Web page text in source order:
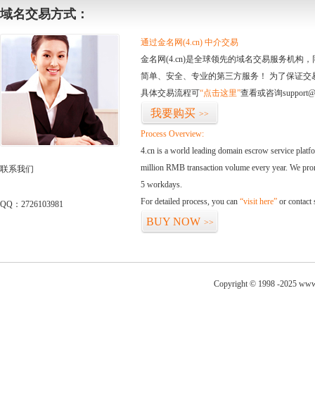
域名交易方式：
联系我们
QQ：2726103981
通过金名网(4.cn) 中介交易
金名网(4.cn)是全球领先的域名交易服务机构
简单、安全、专业的第三方服务！ 为了保证
具体交易流程可“点击这里”查看或咨询
我要购买 >>
Process Overview:
4.cn is a world leading domain escrow service
million RMB transaction volume every year. We
5 workdays.
For detailed process, you can “visit here” or contact
BUY NOW >>
Copyright © 1998 -2025